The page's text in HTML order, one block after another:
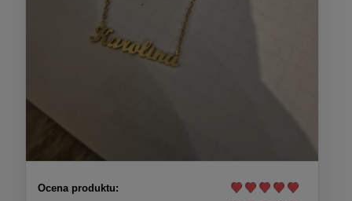
Ocena produktu: